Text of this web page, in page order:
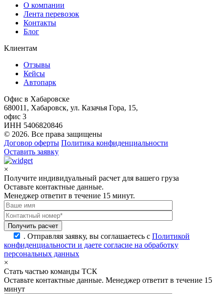
О компании
Лента перевозок
Контакты
Блог
Клиентам
Отзывы
Кейсы
Автопарк
Офис в Хабаровске
680011, Хабаровск, ул. Казачья Гора, 15,
офис 3
ИНН 5406820846
© 2026. Все права защищены
Договор оферты Политика конфиденциальности
Оставить заявку
×
Получите индивидуальный расчет для вашего груза
Оставьте контактные данные.
Менеджер ответит в течение 15 минут.
. Отправляя заявку, вы соглашаетесь с Политикой
конфиденциальности и даете согласие на обработку
персональных данных
×
Стать частью команды ТСК
Оставьте контактные данные. Менеджер ответит в течение 15
минут